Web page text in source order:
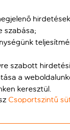
szabása;
szabott
a
keresztül.
Csoportszintű